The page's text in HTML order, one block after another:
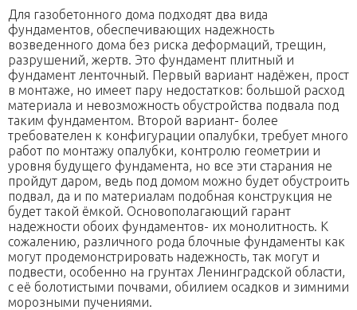
Для газобетонного дома подходят два вида
фундаментов, обеспечивающих надежность
возведенного дома без риска деформаций, трещин,
разрушений, жертв. Это фундамент плитный и
фундамент ленточный. Первый вариант надёжен, прост
в монтаже, но имеет пару недостатков: большой расход
материала и невозможность обустройства подвала под
таким фундаментом. Второй вариант- более
требователен к конфигурации опалубки, требует много
работ по монтажу опалубки, контролю геометрии и
уровня будущего фундамента, но все эти старания не
пройдут даром, ведь под домом можно будет обустроить
подвал, да и по материалам подобная конструкция не
будет такой ёмкой. Основополагающий гарант
надежности обоих фундаментов- их монолитность. К
сожалению, различного рода блочные фундаменты как
могут продемонстрировать надежность, так могут и
подвести, особенно на грунтах Ленинградской области,
с её болотистыми почвами, обилием осадков и зимними
морозными пучениями.